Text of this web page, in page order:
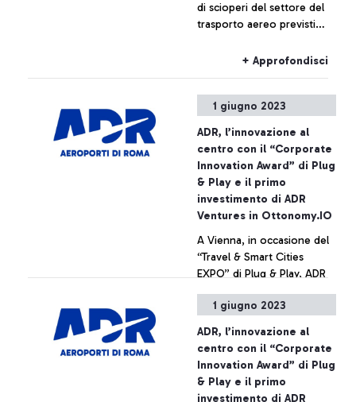
di Roma. Prossima tappa,
un laboratorio radiofonico
autorevoli atenei che
ospitano radio universitarie:
La Sapienza Università di
Roma, Luiss Guido Carli e
Università degli Studi di
Teramo, che si
cimenteranno come
speaker radiofonici negli
studi situati nella nuova
piazza del Terminal 1.
di scioperi del settore del
trasporto aereo previsti
domenica 4 giugno,
+ Approfondisci
1 giugno 2023
ADR, l’innovazione al
centro con il “Corporate
Innovation Award” di Plug
& Play e il primo
investimento di ADR
Ventures in Ottonomy.IO
A Vienna, in occasione del
“Travel & Smart Cities
EXPO” di Plug & Play, ADR
consecutivo il
riconoscimento “Corporate
Innovation Award”, mentre
ADR Ventures annuncia
contestualmente il suo
primo investimento per
+ Approfondisci
1 giugno 2023
ADR, l’innovazione al
centro con il “Corporate
Innovation Award” di Plug
& Play e il primo
investimento di ADR